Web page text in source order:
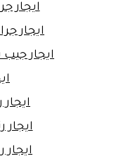
ايجار
ايجار
ايجار
ايجار